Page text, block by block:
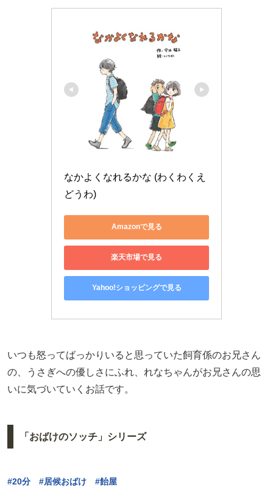
なかよくなれるかな (わくわくえ
どうわ)
Amazonで見る
楽天市場で見る
Yahoo!ショッピングで見る
いつも怒ってばっかりいると思っていた飼育係のお兄さん
の、うさぎへの優しさにふれ、れなちゃんがお兄さんの思
いに気づいていくお話です。
「おばけのソッチ」シリーズ
#20分 #居候おばけ #飴屋